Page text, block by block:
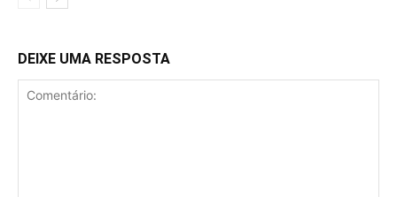
DEIXE UMA RESPOSTA